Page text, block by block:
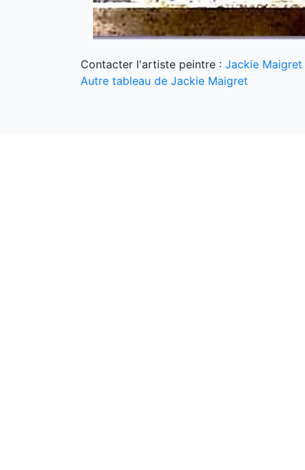
Contacter l'artiste peintre : Jackie Maigret
Autre tableau de Jackie Maigret